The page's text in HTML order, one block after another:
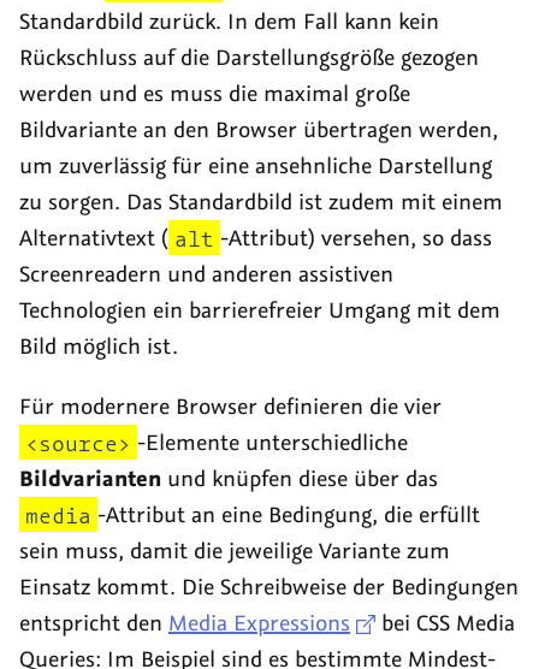
Standardbild zurück. In dem Fall kann kein
Rückschluss auf die Darstellungsgröße gezogen
werden und es muss die maximal große
Bildvariante an den Browser übertragen werden,
um zuverlässig für eine ansehnliche Darstellung
zu sorgen. Das Standardbild ist zudem mit einem
Alternativtext ( alt -Attribut) versehen, so dass
Screenreadern und anderen assistiven
Technologien ein barrierefreier Umgang mit dem
Bild möglich ist.
Für modernere Browser definieren die vier
<source> -Elemente unterschiedliche
Bildvarianten und knüpfen diese über das
media -Attribut an eine Bedingung, die erfüllt
sein muss, damit die jeweilige Variante zum
Einsatz kommt. Die Schreibweise der Bedingungen
entspricht den Media Expressions
bei CSS Media
Queries: Im Beispiel sind es bestimmte Mindest-